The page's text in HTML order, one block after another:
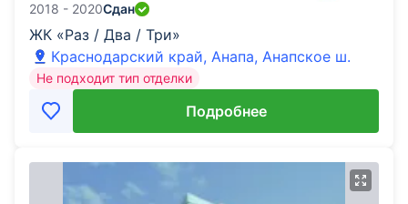
ЖК «Раз / Два / Три»
2018 - 2020Сдан
Краснодарский край, Анапа, Анапское ш.
Не подходит тип отделки
Подробнее